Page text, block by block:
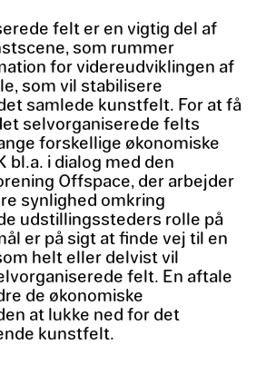
felt er en vigtig del af
som rummer
for videreudviklingen af
som vil stabilisere
samlede kunstfelt. For at få
selvorganiserede felts
forskellige økonomiske
bl.a. i dialog med den
Offspace, der arbejder
synlighed omkring
udstillingssteders rolle på
er på sigt at finde vej til en
helt eller delvist vil
felt. En aftale
de økonomiske
at lukke ned for det
kunstfelt.